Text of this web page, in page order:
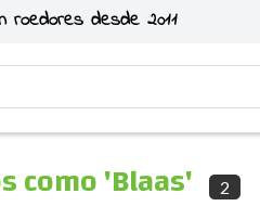
roedores desde 2011
como 'Blaas' 2